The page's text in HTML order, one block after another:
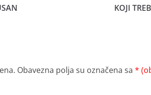
KOJI
Obavezna polja su označena sa *